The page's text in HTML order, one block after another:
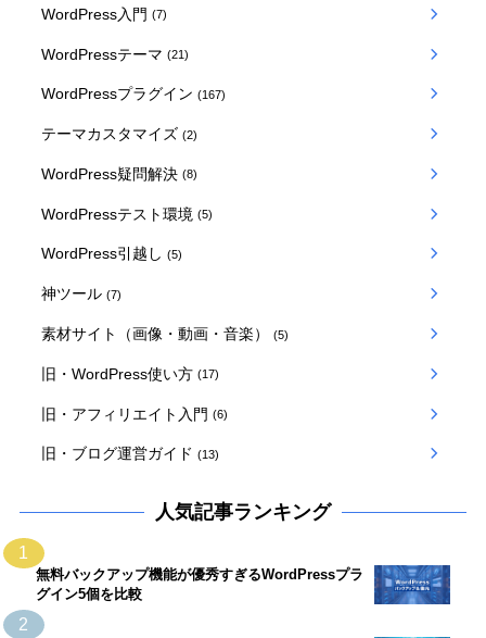
WordPress入門 (7)
WordPressテーマ (21)
WordPressプラグイン (167)
テーマカスタマイズ (2)
WordPress疑問解決 (8)
WordPressテスト環境 (5)
WordPress引越し (5)
神ツール (7)
素材サイト（画像・動画・音楽） (5)
旧・WordPress使い方 (17)
旧・アフィリエイト入門 (6)
旧・ブログ運営ガイド (13)
人気記事ランキング
1
無料バックアップ機能が優秀すぎるWordPressプラ
グイン5個を比較
2